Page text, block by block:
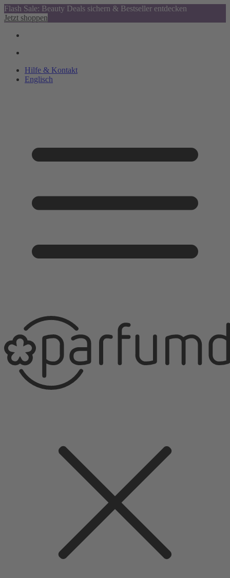
Flash Sale: Beauty Deals sichern & Bestseller entdecken
Jetzt shoppen
Hilfe & Kontakt
Englisch